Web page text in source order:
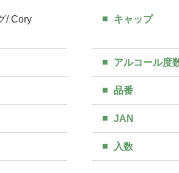
/ Cory
キャップ
アルコール度
品番
JAN
入数